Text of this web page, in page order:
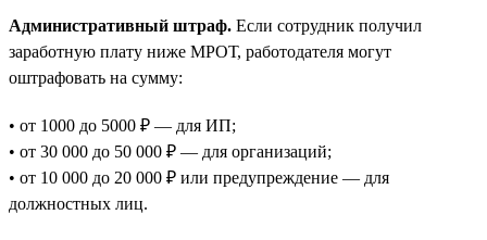
Административный штраф. Если сотрудник получил
заработную плату ниже МРОТ, работодателя могут
оштрафовать на сумму:
• от 1000 до 5000 ₽ — для ИП;
• от 30 000 до 50 000 ₽ — для организаций;
• от 10 000 до 20 000 ₽ или предупреждение — для
должностных лиц.